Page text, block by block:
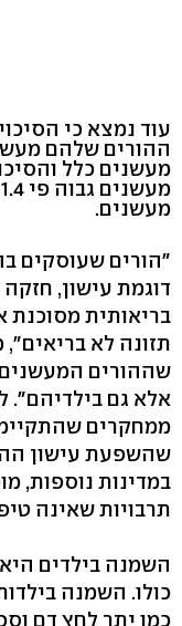
עוד נמצא כי
מעשנים כלל
מעשנים.
"הורים שעוסקים
דוגמת עישון,
בריאותית מסוכנת
תזונה לא
שההורים
אלא גם בילדיהם".
ממחקרים
שהשפעת עישון
במדינות נוספות,
תרבויות שאינה
השמנה בילדים
כולו. השמנה
כמו יתר לחץ דם